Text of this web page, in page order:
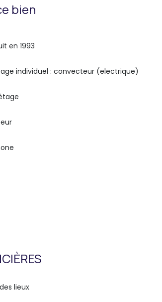
bien
en 1993
individuel : convecteur (electrique)
lieux